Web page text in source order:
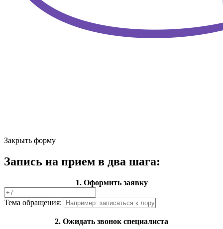
Закрыть форму
Запись на прием в два шага:
1. Оформить заявку
Тема обращения:
2. Ожидать звонок специалиста